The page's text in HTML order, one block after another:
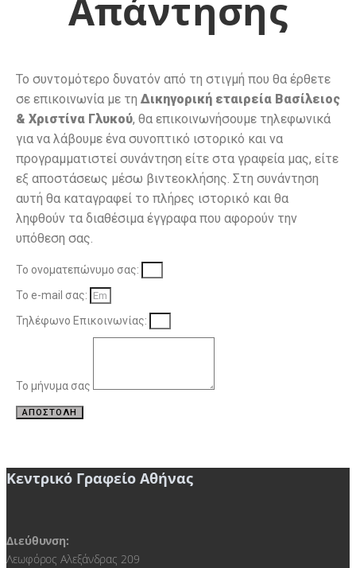
Απάντησης
Το συντομότερο δυνατόν από τη στιγμή που θα έρθετε
σε επικοινωνία με τη Δικηγορική εταιρεία Βασίλειος
& Χριστίνα Γλυκού, θα επικοινωνήσουμε τηλεφωνικά
για να λάβουμε ένα συνοπτικό ιστορικό και να
προγραμματιστεί συνάντηση είτε στα γραφεία μας, είτε
εξ αποστάσεως μέσω βιντεοκλήσης. Στη συνάντηση
αυτή θα καταγραφεί το πλήρες ιστορικό και θα
ληφθούν τα διαθέσιμα έγγραφα που αφορούν την
υπόθεση σας.
Το ονοματεπώνυμο σας:
Το e-mail σας:
Τηλέφωνο Επικοινωνίας:
Το μήνυμα σας
ΑΠΟΣΤΟΛΗ
Κεντρικό Γραφείο Αθήνας
Διεύθυνση:
Λεωφόρος Αλεξάνδρας 209